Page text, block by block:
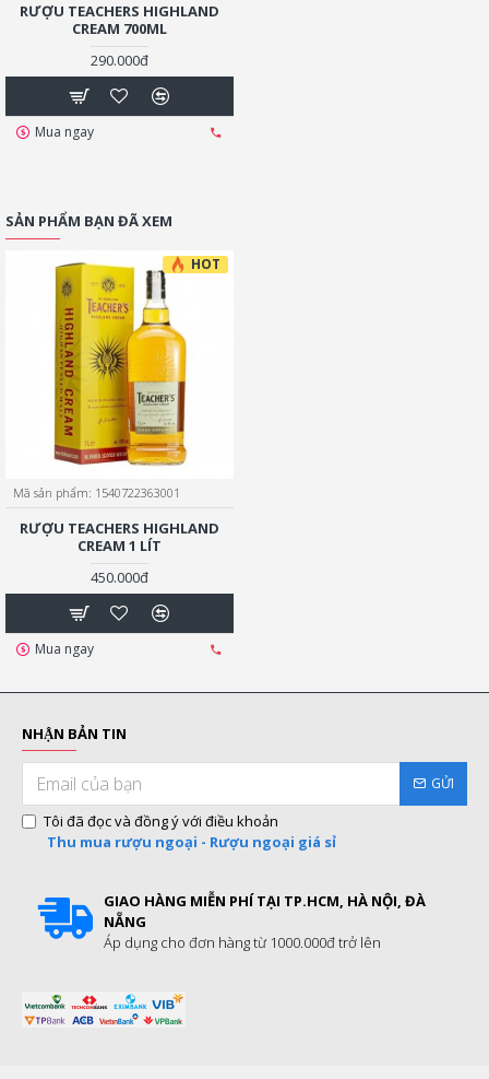
RƯỢU TEACHERS HIGHLAND
CREAM 700ML
290.000đ
Mua ngay
SẢN PHẨM BẠN ĐÃ XEM
HOT
Mã sản phẩm: 1540722363001
RƯỢU TEACHERS HIGHLAND
CREAM 1 LÍT
450.000đ
Mua ngay
NHẬN BẢN TIN
GỬI
Tôi đã đọc và đồng ý với điều khoản
Thu mua rượu ngoại - Rượu ngoại giá sỉ
GIAO HÀNG MIỄN PHÍ TẠI TP.HCM, HÀ NỘI, ĐÀ
NẴNG
Áp dụng cho đơn hàng từ 1000.000đ trở lên